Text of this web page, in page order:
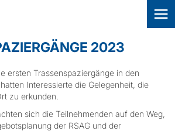
2023
ersten Trassenspaziergänge in den
Interessierte die Gelegenheit, die
zu erkunden.
sich die Teilnehmenden auf den Weg,
der RSAG und der